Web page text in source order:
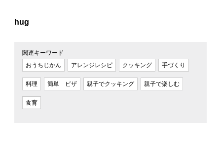
hug
関連キーワード
おうちじかん
アレンジレシピ クッキング 手づくり
料理 簡単 ピザ 親子でクッキング 親子で楽しむ
食育